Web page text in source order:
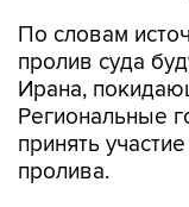
По словам
пролив суда
Ирана,
Региональные
принять
пролива.